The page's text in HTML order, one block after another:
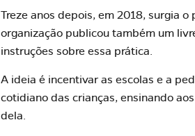
Treze anos depois, em 2018, surgia
organização publicou também um
instruções sobre essa prática.
A ideia é incentivar as escolas e a
cotidiano das crianças, ensinando
dela.